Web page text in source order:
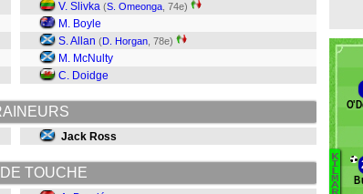
V. Slivka (S. Omeonga , 74e)
M. Boyle
S. Allan (D. Horgan , 78e)
M. McNulty
C. Doidge
Jack Ross
TOUCHE
K
I
L
M
A